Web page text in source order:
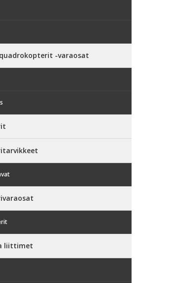
-varaosat
liittimet